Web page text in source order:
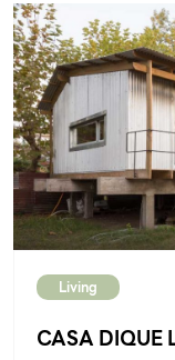
Living
CASA DIQUE